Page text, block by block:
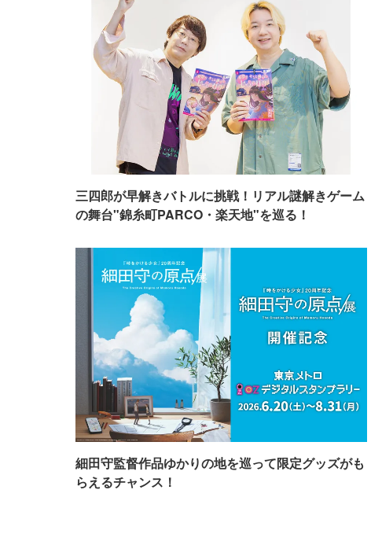
三四郎が早解きバトルに挑戦！リアル謎解きゲーム
の舞台"錦糸町PARCO・楽天地"を巡る！
細田守監督作品ゆかりの地を巡って限定グッズがも
らえるチャンス！